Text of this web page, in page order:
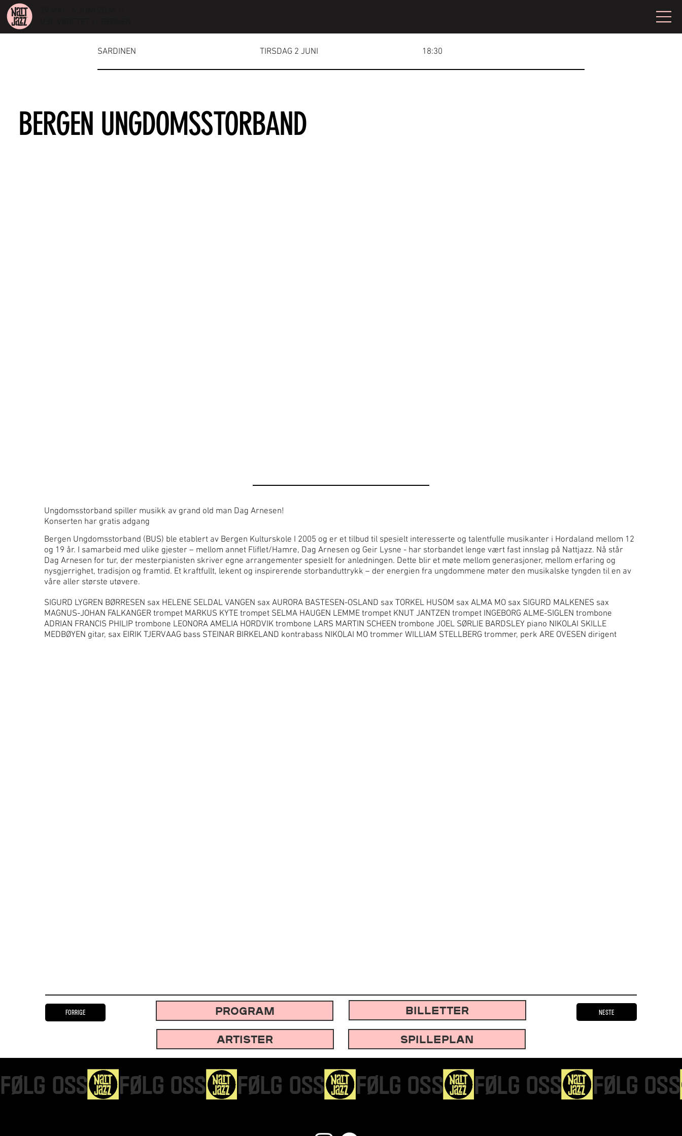
SARDINEN TIRSDAG 2 JUNI 18:30
BERGEN UNGDOMSSTORBAND
Ungdomsstorband spiller musikk av grand old man Dag Arnesen!
Konserten har gratis adgang
Bergen Ungdomsstorband (BUS) ble etablert av Bergen Kulturskole I 2005 og er et tilbud til spesielt interesserte og talentfulle musikanter i Hordaland mellom 12
og 19 år. I samarbeid med ulike gjester – mellom annet Fliflet/Hamre, Dag Arnesen og Geir Lysne - har storbandet lenge vært fast innslag på Nattjazz. Nå står
Dag Arnesen for tur, der mesterpianisten skriver egne arrangementer spesielt for anledningen. Dette blir et møte mellom generasjoner, mellom erfaring og
nysgjerrighet, tradisjon og framtid. Et kraftfullt, lekent og inspirerende storbanduttrykk – der energien fra ungdommene møter den musikalske tyngden til en av
våre aller største utøvere.
SIGURD LYGREN BØRRESEN sax HELENE SELDAL VANGEN sax AURORA BASTESEN-OSLAND sax TORKEL HUSOM sax ALMA MO sax SIGURD MALKENES sax
MAGNUS-JOHAN FALKANGER trompet MARKUS KYTE trompet SELMA HAUGEN LEMME trompet KNUT JANTZEN trompet INGEBORG ALME-SIGLEN trombone
ADRIAN FRANCIS PHILIP trombone LEONORA AMELIA HORDVIK trombone LARS MARTIN SCHEEN trombone JOEL SØRLIE BARDSLEY piano NIKOLAI SKILLE
MEDBØYEN gitar, sax EIRIK TJERVAAG bass STEINAR BIRKELAND kontrabass NIKOLAI MO trommer WILLIAM STELLBERG trommer, perk ARE OVESEN dirigent
Forrige PROGRAM BILLETTER Neste
ARTISTER SPILLEPLAN
FØLG OSS